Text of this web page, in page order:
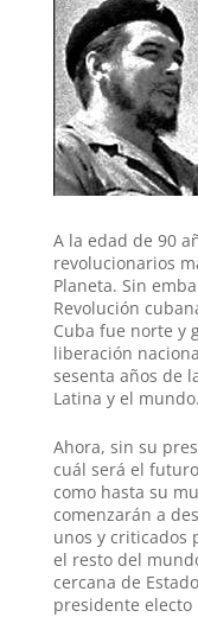
h
a
t
s
A
p
e
l
e
g
r
m
w
i
t
t
e
A la edad de 90
revolucionarios
Planeta. Sin
Revolución
Cuba fue norte y
liberación
sesenta años de
Latina y el mundo.
Ahora, sin su
cuál será el
como hasta su
comenzarán a
unos y criticados
el resto del
cercana de
presidente electo